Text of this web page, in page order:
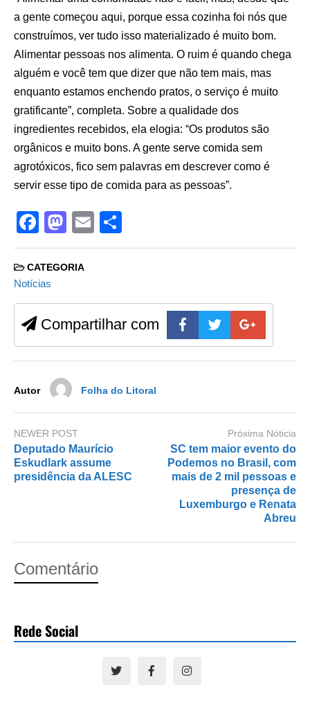
a gente começou aqui, porque essa cozinha foi nós que
construímos, ver tudo isso materializado é muito bom.
Alimentar pessoas nos alimenta. O ruim é quando chega
alguém e você tem que dizer que não tem mais, mas
enquanto estamos enchendo pratos, o serviço é muito
gratificante”, completa. Sobre a qualidade dos
ingredientes recebidos, ela elogia: “Os produtos são
orgânicos e muito bons. A gente serve comida sem
agrotóxicos, fico sem palavras em descrever como é
servir esse tipo de comida para as pessoas”.
F
a
c
e
b
o
o
M
a
st
d
o
n
E
m h
CATEGORIA
Notícias
Compartilhar com
Autor Folha do Litoral
NEWER POST
Deputado Maurício
Eskudlark assume
presidência da ALESC
Próxima Nóticia
SC tem maior evento do
Podemos no Brasil, com
mais de 2 mil pessoas e
presença de
Luxemburgo e Renata
Abreu
Comentário
Rede Social